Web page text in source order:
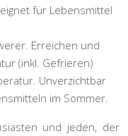
für Lebensmittel
Erreichen und
(inkl. Gefrieren)
Unverzichtbar
im Sommer.
und jeden, der